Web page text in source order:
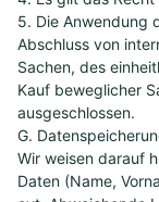
5. Die Anwendung
Abschluss von
Sachen, des
Kauf beweglicher
ausgeschlossen.
G.
Wir weisen darauf
Daten (Name,